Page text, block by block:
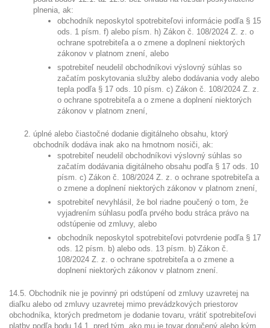
plnenia, ak:
obchodník neposkytol spotrebiteľovi informácie podľa § 15
ods. 1 písm. f) alebo písm. h) Zákon č. 108/2024 Z. z. o
ochrane spotrebiteľa a o zmene a doplnení niektorých
zákonov v platnom znení, alebo
spotrebiteľ neudelil obchodníkovi výslovný súhlas so
začatím poskytovania služby alebo dodávania vody alebo
tepla podľa § 17 ods. 10 písm. c) Zákon č. 108/2024 Z. z.
o ochrane spotrebiteľa a o zmene a doplnení niektorých
zákonov v platnom znení,
úplné alebo čiastočné dodanie digitálneho obsahu, ktorý
obchodník dodáva inak ako na hmotnom nosiči, ak:
spotrebiteľ neudelil obchodníkovi výslovný súhlas so
začatím dodávania digitálneho obsahu podľa § 17 ods. 10
písm. c) Zákon č. 108/2024 Z. z. o ochrane spotrebiteľa a
o zmene a doplnení niektorých zákonov v platnom znení,
spotrebiteľ nevyhlásil, že bol riadne poučený o tom, že
vyjadrením súhlasu podľa prvého bodu stráca právo na
odstúpenie od zmluvy, alebo
obchodník neposkytol spotrebiteľovi potvrdenie podľa § 17
ods. 12 písm. b) alebo ods. 13 písm. b) Zákon č.
108/2024 Z. z. o ochrane spotrebiteľa a o zmene a
doplnení niektorých zákonov v platnom znení.
14.5. Obchodník nie je povinný pri odstúpení od zmluvy uzavretej na
diaľku alebo od zmluvy uzavretej mimo prevádzkových priestorov
obchodníka, ktorých predmetom je dodanie tovaru, vrátiť spotrebiteľovi
platby podľa bodu 14.1. pred tým, ako mu je tovar doručený alebo kým